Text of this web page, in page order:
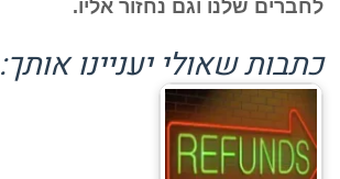
לחברים שלנו וגם נחזור אליו.
כתבות שאולי יעניינו אותך: